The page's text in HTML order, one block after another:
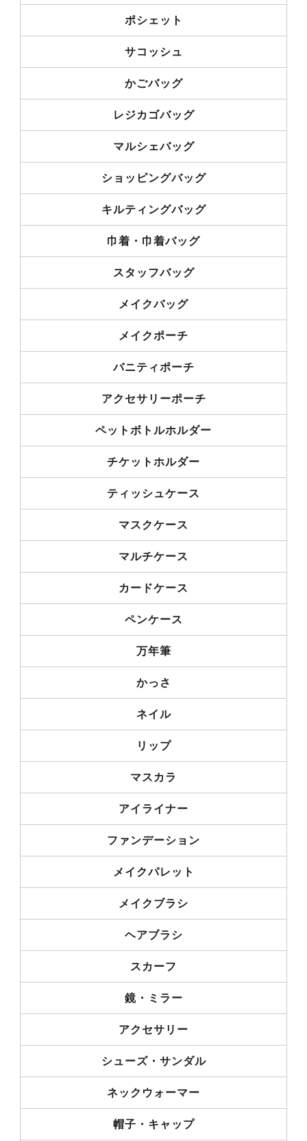
ポシェット
サコッシュ
かごバッグ
レジカゴバッグ
マルシェバッグ
ショッピングバッグ
キルティングバッグ
巾着・巾着バッグ
スタッフバッグ
メイクバッグ
メイクポーチ
バニティポーチ
アクセサリーポーチ
ペットボトルホルダー
チケットホルダー
ティッシュケース
マスクケース
マルチケース
カードケース
ペンケース
万年筆
かっさ
ネイル
リップ
マスカラ
アイライナー
ファンデーション
メイクパレット
メイクブラシ
ヘアブラシ
スカーフ
鏡・ミラー
アクセサリー
シューズ・サンダル
ネックウォーマー
帽子・キャップ